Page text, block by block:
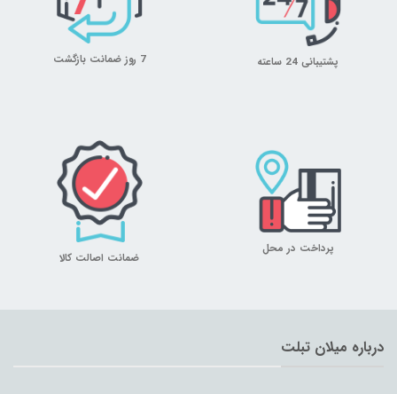
پشتیبانی 24 ساعته 7 روز ضمانت بازگشت
پرداخت در محل
ضمانت اصالت کالا
درباره میلان تبلت